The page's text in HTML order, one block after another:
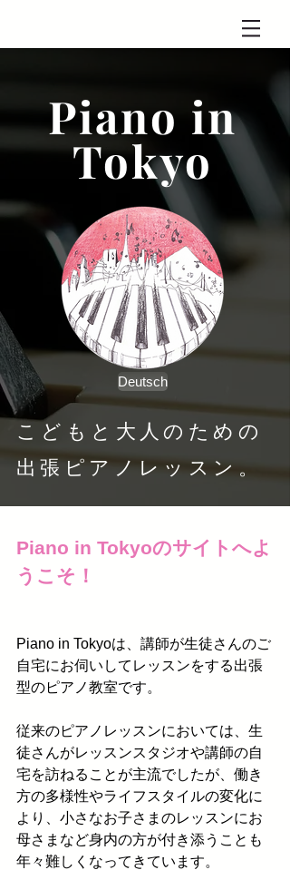
Piano in
Tokyo
Deutsch
こどもと大人のための
出張ピアノレッスン。
Piano in Tokyoのサイトへよ
うこそ！
Piano in Tokyoは、講師が生徒さんのご
自宅にお伺いしてレッスンをする出張
型のピアノ教室です。
従来のピアノレッスンにおいては、生
徒さんがレッスンスタジオや講師の自
宅を訪ねることが主流でしたが、 働き
方の多様性やライフスタイルの変化に
より、小さなお子さまのレッスンにお
母さまなど身内の方が付き添うことも
年々難しくなってきています。​